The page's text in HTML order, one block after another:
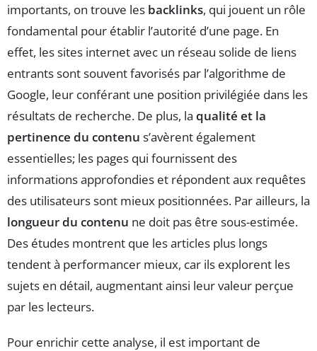
importants, on trouve les backlinks, qui jouent un rôle
fondamental pour établir l’autorité d’une page. En
effet, les sites internet avec un réseau solide de liens
entrants sont souvent favorisés par l’algorithme de
Google, leur conférant une position privilégiée dans les
résultats de recherche. De plus, la qualité et la
pertinence du contenu s’avèrent également
essentielles; les pages qui fournissent des
informations approfondies et répondent aux requêtes
des utilisateurs sont mieux positionnées. Par ailleurs, la
longueur du contenu ne doit pas être sous-estimée.
Des études montrent que les articles plus longs
tendent à performancer mieux, car ils explorent les
sujets en détail, augmentant ainsi leur valeur perçue
par les lecteurs.
Pour enrichir cette analyse, il est important de